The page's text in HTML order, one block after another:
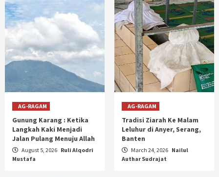
AG-RAGAM
Gunung Karang : Ketika
Langkah Kaki Menjadi
Jalan Pulang Menuju Allah
August 5, 2026 Ruli Alqodri
Mustafa
AG-RAGAM
Tradisi Ziarah Ke Malam
Leluhur di Anyer, Serang,
Banten
March 24, 2026 Nailul
Authar Sudrajat